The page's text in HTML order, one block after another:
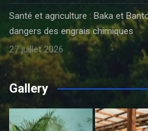
Santé et agriculture : Baka et
dangers des engrais chimiques
27 juillet 2026
Gallery